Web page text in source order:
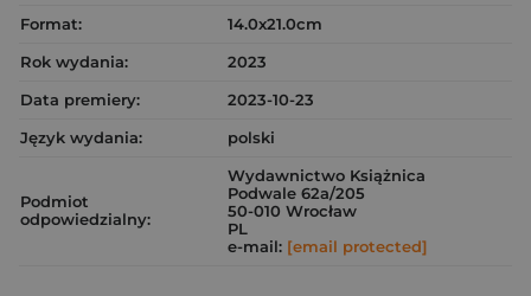
Format:
14.0x21.0cm
Rok wydania:
2023
Data premiery:
2023-10-23
Język wydania:
polski
Podmiot
odpowiedzialny:
Wydawnictwo Książnica
Podwale 62a/205
50-010 Wrocław
PL
e-mail: [email protected]